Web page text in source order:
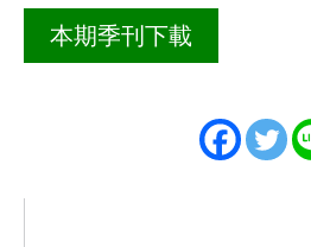
本期季刊下載